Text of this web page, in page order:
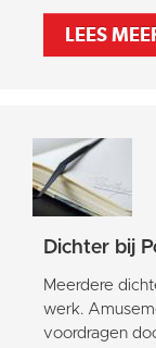
LEES
Dichter bij
Meerdere
werk.
voordragen